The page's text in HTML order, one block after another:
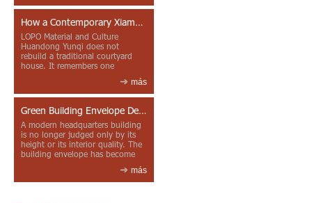
How a Contemporary Xiamen Project Reframes Minnan Red Brick
LOPO Material and Culture
Huandong Yunqi does not
rebuild a traditional courtyard
house. It remembers one
más
Green Building Envelope Design: Clay Sunscreen Fins for Modern Headquarters Architecture
A modern headquarters building
is no longer judged only by its
height or its interior quality. The
building envelope has become
más